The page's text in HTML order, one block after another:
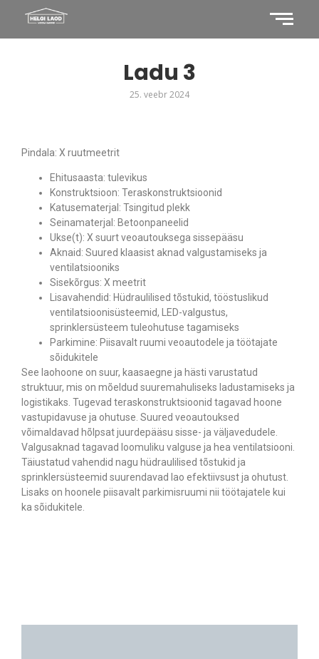
Ladu 3
25. veebr 2024
Pindala: X ruutmeetrit
Ehitusaasta: tulevikus
Konstruktsioon: Teraskonstruktsioonid
Katusematerjal: Tsingitud plekk
Seinamaterjal: Betoonpaneelid
Ukse(t): X suurt veoautouksega sissepääsu
Aknaid: Suured klaasist aknad valgustamiseks ja
ventilatsiooniks
Sisekõrgus: X meetrit
Lisavahendid: Hüdraulilised tõstukid, tööstuslikud
ventilatsioonisüsteemid, LED-valgustus,
sprinklersüsteem tuleohutuse tagamiseks
Parkimine: Piisavalt ruumi veoautodele ja töötajate
sõidukitele
See laohoone on suur, kaasaegne ja hästi varustatud
struktuur, mis on mõeldud suuremahuliseks ladustamiseks ja
logistikaks. Tugevad teraskonstruktsioonid tagavad hoone
vastupidavuse ja ohutuse. Suured veoautouksed
võimaldavad hõlpsat juurdepääsu sisse- ja väljavedudele.
Valgusaknad tagavad loomuliku valguse ja hea ventilatsiooni.
Täiustatud vahendid nagu hüdraulilised tõstukid ja
sprinklersüsteemid suurendavad lao efektiivsust ja ohutust.
Lisaks on hoonele piisavalt parkimisruumi nii töötajatele kui
ka sõidukitele.